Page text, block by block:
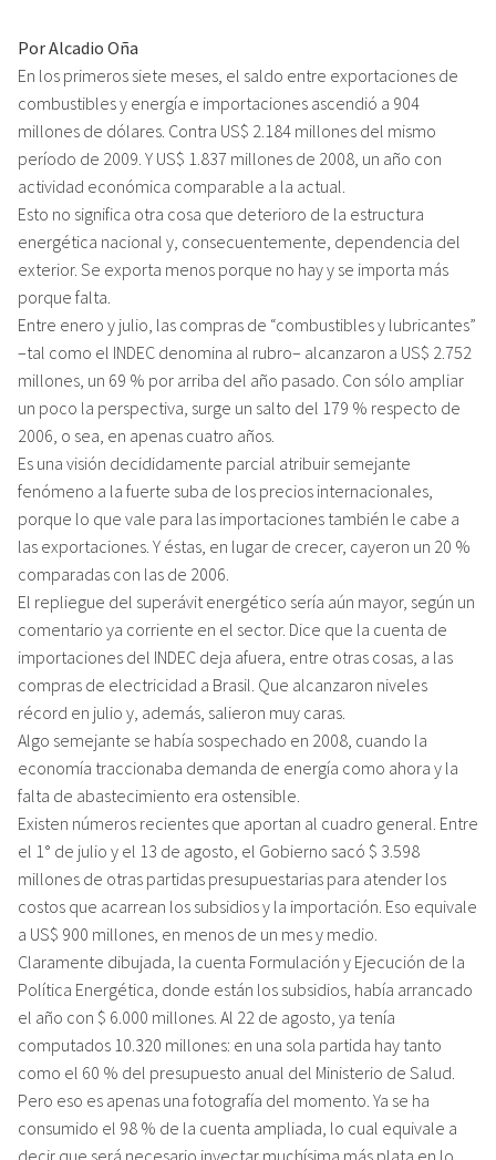
Por Alcadio Oña
En los primeros siete meses, el saldo entre exportaciones de
combustibles y energía e importaciones ascendió a 904
millones de dólares. Contra US$ 2.184 millones del mismo
período de 2009. Y US$ 1.837 millones de 2008, un año con
actividad económica comparable a la actual.
Esto no significa otra cosa que deterioro de la estructura
energética nacional y, consecuentemente, dependencia del
exterior. Se exporta menos porque no hay y se importa más
porque falta.
Entre enero y julio, las compras de “combustibles y lubricantes”
–tal como el INDEC denomina al rubro– alcanzaron a US$ 2.752
millones, un 69 % por arriba del año pasado. Con sólo ampliar
un poco la perspectiva, surge un salto del 179 % respecto de
2006, o sea, en apenas cuatro años.
Es una visión decididamente parcial atribuir semejante
fenómeno a la fuerte suba de los precios internacionales,
porque lo que vale para las importaciones también le cabe a
las exportaciones. Y éstas, en lugar de crecer, cayeron un 20 %
comparadas con las de 2006.
El repliegue del superávit energético sería aún mayor, según un
comentario ya corriente en el sector. Dice que la cuenta de
importaciones del INDEC deja afuera, entre otras cosas, a las
compras de electricidad a Brasil. Que alcanzaron niveles
récord en julio y, además, salieron muy caras.
Algo semejante se había sospechado en 2008, cuando la
economía traccionaba demanda de energía como ahora y la
falta de abastecimiento era ostensible.
Existen números recientes que aportan al cuadro general. Entre
el 1° de julio y el 13 de agosto, el Gobierno sacó $ 3.598
millones de otras partidas presupuestarias para atender los
costos que acarrean los subsidios y la importación. Eso equivale
a US$ 900 millones, en menos de un mes y medio.
Claramente dibujada, la cuenta Formulación y Ejecución de la
Política Energética, donde están los subsidios, había arrancado
el año con $ 6.000 millones. Al 22 de agosto, ya tenía
computados 10.320 millones: en una sola partida hay tanto
como el 60 % del presupuesto anual del Ministerio de Salud.
Pero eso es apenas una fotografía del momento. Ya se ha
consumido el 98 % de la cuenta ampliada, lo cual equivale a
decir que será necesario inyectar muchísima más plata en lo